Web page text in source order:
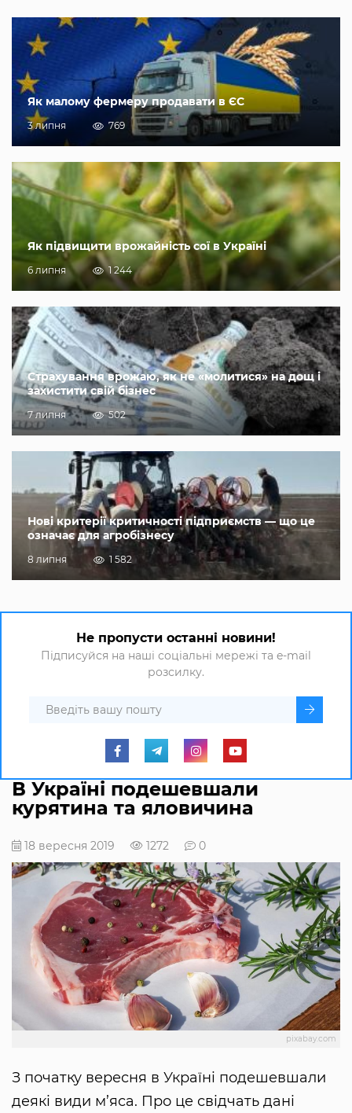
Як малому фермеру продавати в ЄС
3 липня 769
Як підвищити врожайність сої в Україні
6 липня 1 244
Страхування врожаю, як не «молитися» на дощ і
захистити свій бізнес
7 липня 502
Нові критерії критичності підприємств — що це
означає для агробізнесу
8 липня 1 582
Не пропусти останні новини!
Підписуйся на наші соціальні мережі та e-mail
розсилку.
В Україні подешевшали
курятина та яловичина
18 вересня 2019 1272 0
pixabay.com
З початку вересня в Україні подешевшали
деякі види м’яса. Про це свідчать дані